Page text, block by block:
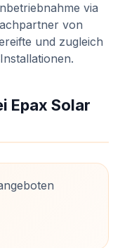
via
von
und zugleich
Epax Solar